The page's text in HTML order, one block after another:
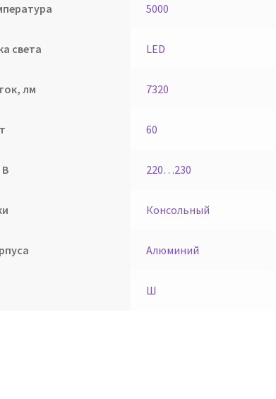
5000
света LED
лм 7320
60
220…230
Консольный
Алюминий
Ш